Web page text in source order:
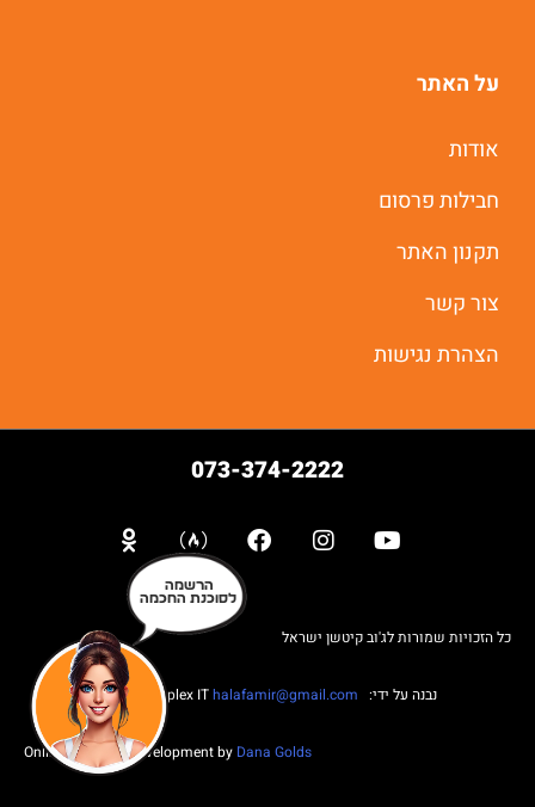
על האתר
אודות
חבילות פרסום
תקנון האתר
צור קשר
הצהרת נגישות
073-374-2222
כל הזכויות שמורות לג'וב קיטשן ישראל
נבנה על ידי: Web complex IT halafamir@gmail.com
Online Business Development by Dana Golds
הרשמה
לסוכנת החכמה